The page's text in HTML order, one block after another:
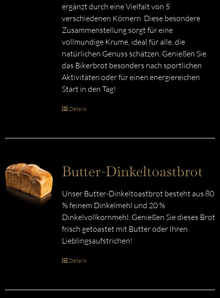
ergänzt durch eine Vielfalt von 5
verschiedenen Körnern. Diese besondere
Zusammenstellung sorgt für eine
vollmundige Krume, ideal für alle, die
natürlichen Genuss schätzen. Genießen Sie
das Bikerbrot besonders nach sportlichen
Aktivitäten oder für einen energiereichen
Start in den Tag!
Details
Butter-Dinkeltoastbrot
Unser Butter-Dinkeltoastbrot besteht aus 80
% feinem Dinkelmehl und 20 %
Dinkelvollkornmehl. Genießen Sie dieses Brot
frisch getoastet mit Butter oder Ihren
Lieblingsaufstrichen!
Details